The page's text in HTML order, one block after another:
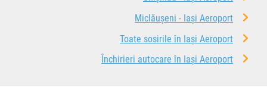
Miclăușeni - Iași Aeroport
Toate sosirile în Iași Aeroport
Închirieri autocare în Iași Aeroport